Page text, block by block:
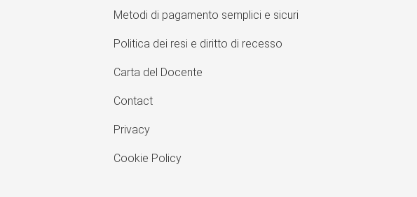
Metodi di pagamento semplici e sicuri
Politica dei resi e diritto di recesso
Carta del Docente
Contact
Privacy
Cookie Policy